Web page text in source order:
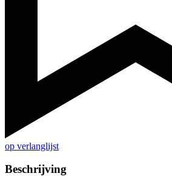
op verlanglijst
Beschrijving